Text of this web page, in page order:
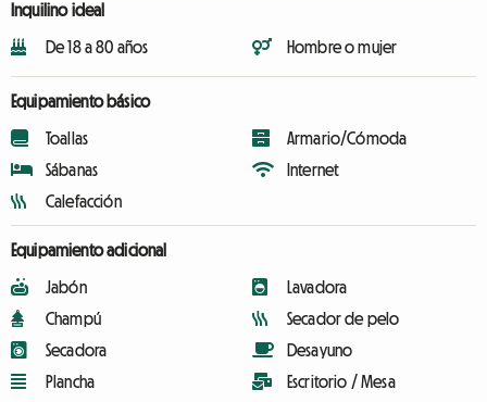
Inquilino ideal
De 18 a 80 años Hombre o mujer
Equipamiento básico
Toallas
Sábanas
Calefacción
Armario/Cómoda
Internet
Equipamiento adicional
Jabón
Champú
Secadora
Plancha
Lavadora
Secador de pelo
Desayuno
Escritorio / Mesa